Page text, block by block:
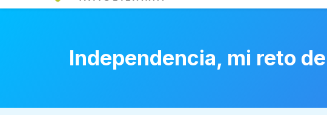
Independencia, mi reto